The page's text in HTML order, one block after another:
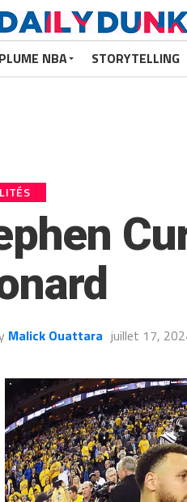
NBA STORYTELLING
Malick Ouattara juillet 17,